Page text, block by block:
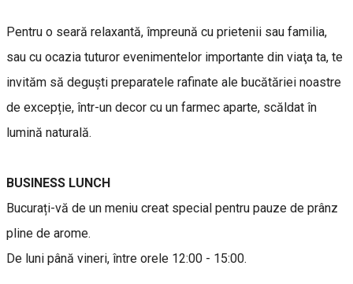
Pentru o seară relaxantă, împreună cu prietenii sau familia,
sau cu ocazia tuturor evenimentelor importante din viaţa ta, te
invităm să deguști preparatele rafinate ale bucătăriei noastre
de excepție, într-un decor cu un farmec aparte, scăldat în
lumină naturală.
BUSINESS LUNCH
Bucurați-vă de un meniu creat special pentru pauze de prânz
pline de arome.
De luni până vineri, între orele 12:00 - 15:00.